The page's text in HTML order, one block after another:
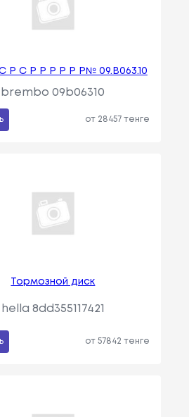
Р С Р Р Р Р Р Р№ 09.B063.10
brembo 09b06310
от 28457 тенге
Тормозной диск
hella 8dd355117421
от 57842 тенге